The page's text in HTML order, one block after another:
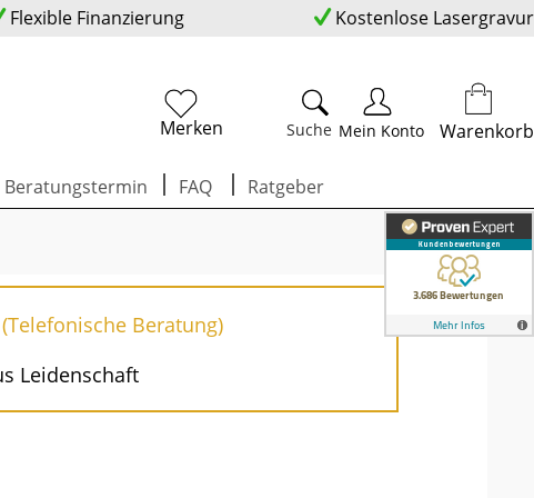
Flexible Finanzierung Kostenlose Lasergravur
Suche
Merken Mein Konto Warenkorb
Beratungstermin FAQ Ratgeber
(Telefonische Beratung)
Leidenschaft